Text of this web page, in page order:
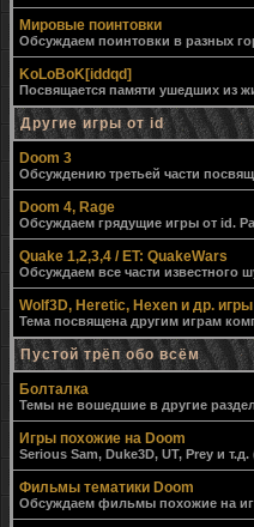
Мировые поинтовки
Обсуждаем поинтовки в разных
KoLoBoK[iddqd]
Посвящается памяти ушедших из
Другие игры от id
Doom 3
Обсуждению третьей части
Doom 4, Rage
Обсуждаем грядущие игры от id.
Quake 1,2,3,4 / ET: QuakeWars
Обсуждаем все части известного
Wolf3D, Heretic, Hexen и др. игры
Тема посвящена другим играм
Пустой трёп обо всём
Болталка
Темы не вошедшие в другие
Игры похожие на Doom
Serious Sam, Duke3D, UT, Prey и
Фильмы тематики Doom
Обсуждаем фильмы похожие на